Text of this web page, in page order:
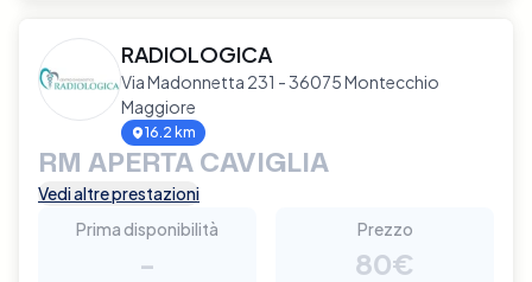
RADIOLOGICA
Via Madonnetta 231 - 36075 Montecchio
Maggiore
16.2 km
RM APERTA CAVIGLIA
Vedi altre prestazioni
Prima disponibilità
-
Prezzo
80€